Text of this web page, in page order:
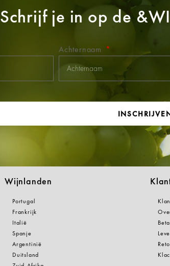
Schrijf je in op de
Achternaam
Wijnlanden
Portugal
Frankrijk
Italië
Spanje
Argentinië
Duitsland